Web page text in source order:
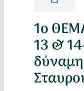
1ο
13 &
δύναμη